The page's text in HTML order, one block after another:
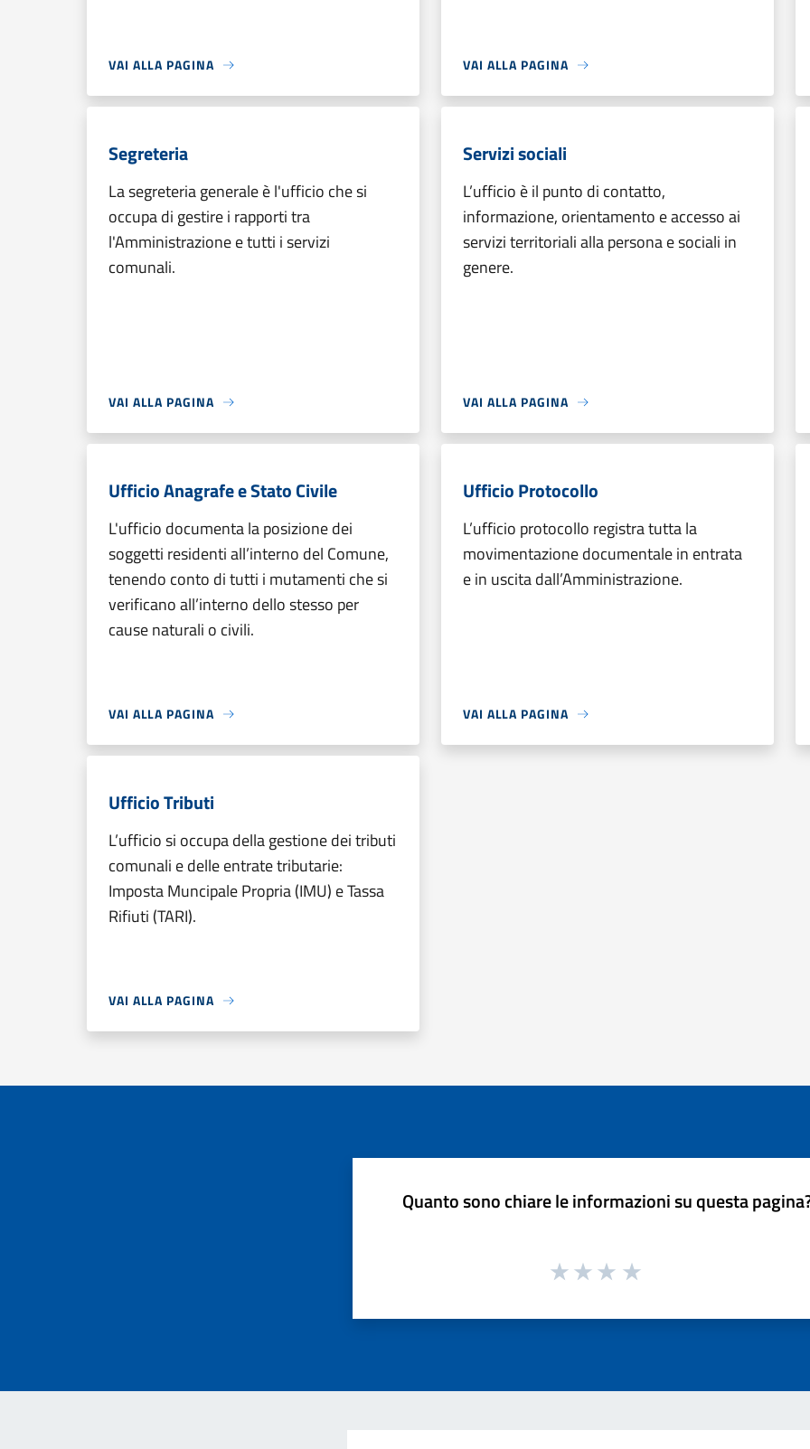
VAI ALLA PAGINA VAI ALLA PAGINA
Segreteria
La segreteria generale è l'ufficio che si
occupa di gestire i rapporti tra
l'Amministrazione e tutti i servizi
comunali.
VAI ALLA PAGINA
Servizi sociali
L’ufficio è il punto di contatto,
informazione, orientamento e accesso ai
servizi territoriali alla persona e sociali in
genere.
VAI ALLA PAGINA
Ufficio Anagrafe e Stato Civile
L'ufficio documenta la posizione dei
soggetti residenti all’interno del Comune,
tenendo conto di tutti i mutamenti che si
verificano all’interno dello stesso per
cause naturali o civili.
VAI ALLA PAGINA
Ufficio Protocollo
L’ufficio protocollo registra tutta la
movimentazione documentale in entrata
e in uscita dall’Amministrazione.
VAI ALLA PAGINA
Ufficio Tributi
L’ufficio si occupa della gestione dei tributi
comunali e delle entrate tributarie:
Imposta Muncipale Propria (IMU) e Tassa
Rifiuti (TARI).
VAI ALLA PAGINA
Quanto sono chiare le informazioni su questa